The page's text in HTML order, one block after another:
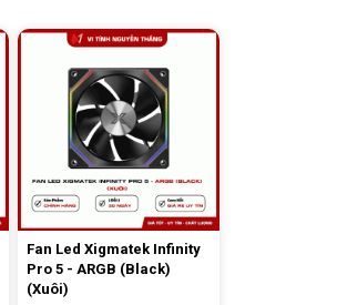
Fan Led Xigmatek Infinity
Pro 5 - ARGB (Black)
(Xuôi)